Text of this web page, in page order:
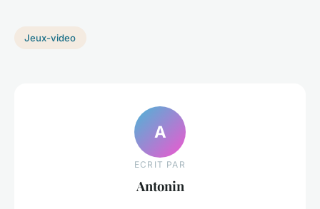
Jeux-video
A
ECRIT PAR
Antonin